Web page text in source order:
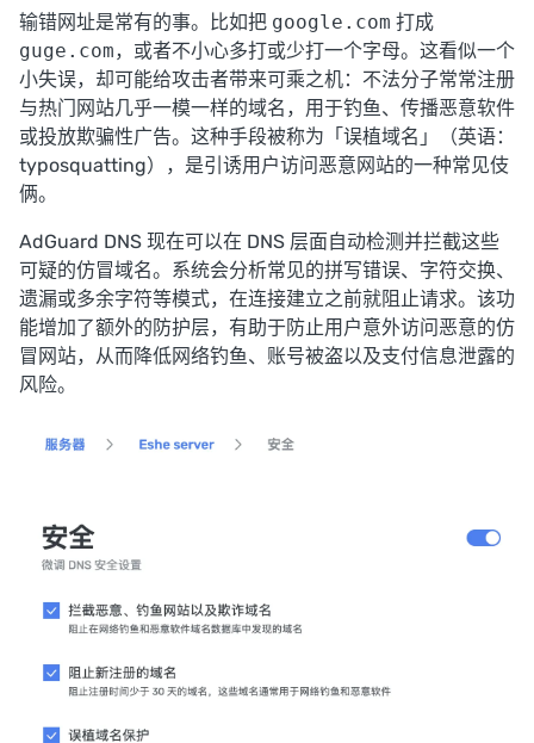
输错网址是常有的事。比如把 google.com 打成
guge.com，或者不小心多打或少打一个字母。这看似一个
小失误，却可能给攻击者带来可乘之机：不法分子常常注册
与热门网站几乎一模一样的域名，用于钓鱼、传播恶意软件
或投放欺骗性广告。这种手段被称为「误植域名」（英语：
typosquatting），是引诱用户访问恶意网站的一种常见伎
俩。
AdGuard DNS 现在可以在 DNS 层面自动检测并拦截这些
可疑的仿冒域名。系统会分析常见的拼写错误、字符交换、
遗漏或多余字符等模式，在连接建立之前就阻止请求。该功
能增加了额外的防护层，有助于防止用户意外访问恶意的仿
冒网站，从而降低网络钓鱼、账号被盗以及支付信息泄露的
风险。